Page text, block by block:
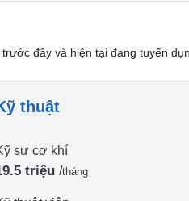
đây và hiện tại đang tuyển
thuật
sư cơ khí
triệu /tháng